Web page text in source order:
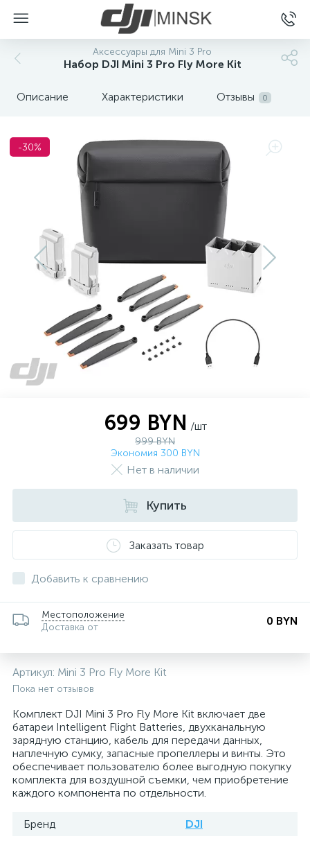
Аксессуары для Mini 3 Pro
Набор DJI Mini 3 Pro Fly More Kit
Описание Характеристики Отзывы 0
-30%
699 BYN /шт
999 BYN
Экономия 300 BYN
Нет в наличии
Купить
Заказать товар
Добавить к сравнению
Местоположение
Доставка от
0 BYN
Артикул: Mini 3 Pro Fly More Kit
Пока нет отзывов
Комплект DJI Mini 3 Pro Fly More Kit включает две
батареи Intelligent Flight Batteries, двухканальную
зарядную станцию, кабель для передачи данных,
наплечную сумку, запасные пропеллеры и винты. Это
обеспечивает пользователю более выгодную покупку
комплекта для воздушной съемки, чем приобретение
каждого компонента по отдельности.
Бренд DJI